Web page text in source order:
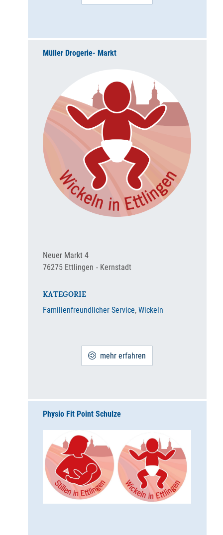
Müller Drogerie- Markt
Kernstadt
Neuer Markt 4
76275 Ettlingen
KATEGORIE
Familienfreundlicher Service, Wickeln
mehr erfahren
Physio Fit Point Schulze